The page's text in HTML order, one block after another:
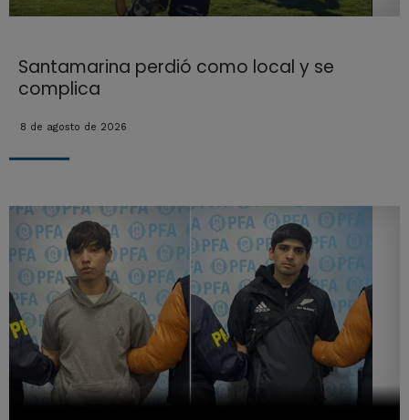
Santamarina perdió como local y se
complica
8 de agosto de 2026